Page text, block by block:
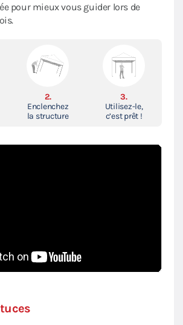
pour mieux vous guider lors de
2.
Enclenchez
la structure
3.
Utilisez-le,
c’est prêt !